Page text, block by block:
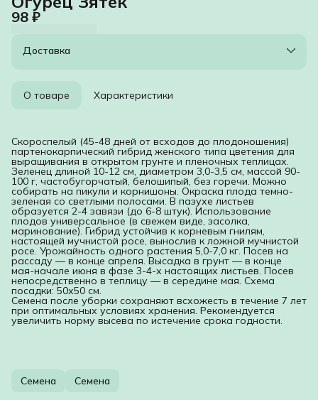
98 ₽
Доставка
О товаре Характеристики
Скороспелый (45-48 дней от всходов до плодоношения)
партенокарпический гибрид женского типа цветения для
выращивания в открытом грунте и пленочных теплицах.
Зеленец длиной 10-12 см, диаметром 3,0-3,5 см, массой 90-
100 г, частобугорчатый, белошипый, без горечи. Можно
собирать на пикули и корнишоны. Окраска плода темно-
зеленая со светлыми полосами. В пазухе листьев
образуется 2-4 завязи (до 6-8 штук). Использование
плодов универсальное (в свежем виде, засолка,
маринование). Гибрид устойчив к корневым гнилям,
настоящей мучнистой росе, вынослив к ложной мучнистой
росе. Урожайность одного растения 5,0-7,0 кг. Посев на
рассаду — в конце апреля. Высадка в грунт — в конце
мая-начале июня в фазе 3-4-х настоящих листьев. Посев
непосредственно в теплицу — в середине мая. Схема
посадки: 50х50 см.
Семена после уборки сохраняют всхожесть в течение 7 лет
при оптимальных условиях хранения. Рекомендуется
увеличить норму высева по истечение срока годности.
Семена Семена